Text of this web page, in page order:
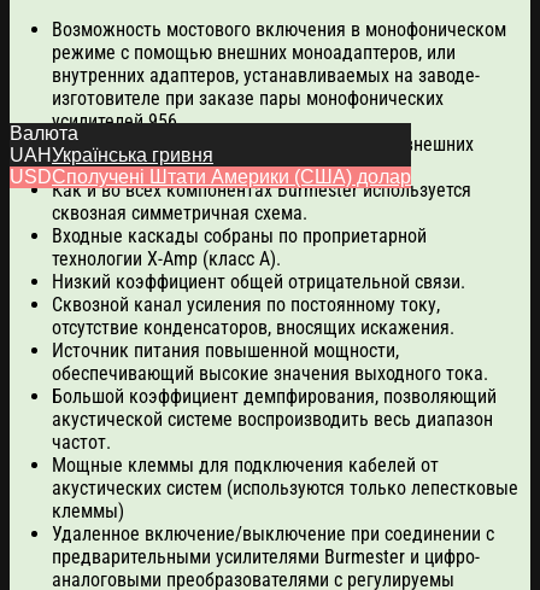
Возможность мостового включения в монофоническом
режиме с помощью внешних моноадаптеров, или
внутренних адаптеров, устанавливаемых на заводе-
изготовителе при заказе пары монофонических
усилителей 956.
Двух-усилительное включение с помощью внешних
адаптеров.
Как и во всех компонентах Burmester используется
сквозная симметричная схема.
Входные каскады собраны по проприетарной
технологии X-Amp (класс А).
Низкий коэффициент общей отрицательной связи.
Сквозной канал усиления по постоянному току,
отсутствие конденсаторов, вносящих искажения.
Источник питания повышенной мощности,
обеспечивающий высокие значения выходного тока.
Большой коэффициент демпфирования, позволяющий
акустической системе воспроизводить весь диапазон
частот.
Мощные клеммы для подключения кабелей от
акустических систем (используются только лепестковые
клеммы)
Удаленное включение/выключение при соединении с
предварительными усилителями Burmester и цифро-
аналоговыми преобразователями с регулируемы
Валюта
UAHУкраїнська гривня
USDСполучені Штати Америки (США) долар